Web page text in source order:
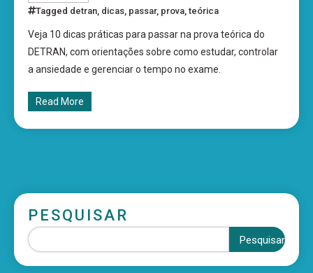
Tagged detran, dicas, passar, prova,teórica
Veja 10 dicas práticas para passar na prova teórica do
DETRAN, com orientações sobre como estudar, controlar
a ansiedade e gerenciar o tempo no exame.
Read More
PESQUISAR
Pesquisar